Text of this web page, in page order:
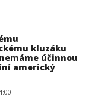
kluzáku
účinnou
americký